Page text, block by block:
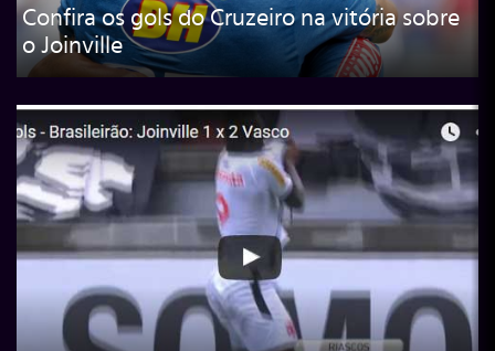
Confira os gols do Cruzeiro na vitória sobre
o Joinville